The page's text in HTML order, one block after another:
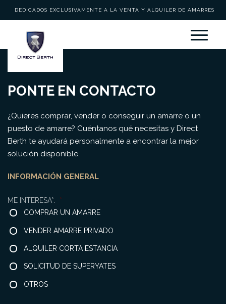
DEDICADOS EXCLUSIVAMENTE A LA VENTA Y ALQUILER DE AMARRES
PONTE EN CONTACTO
¿Quieres comprar, vender o conseguir un amarre o un
puesto de amarre? Cuéntanos qué necesitas y Direct
Berth te ayudará personalmente a encontrar la mejor
solución disponible.
INFORMACIÓN GENERAL
ME INTERESA*.
*
COMPRAR UN AMARRE
VENDER AMARRE PRIVADO
ALQUILER CORTA ESTANCIA
SOLICITUD DE SUPERYATES
OTROS